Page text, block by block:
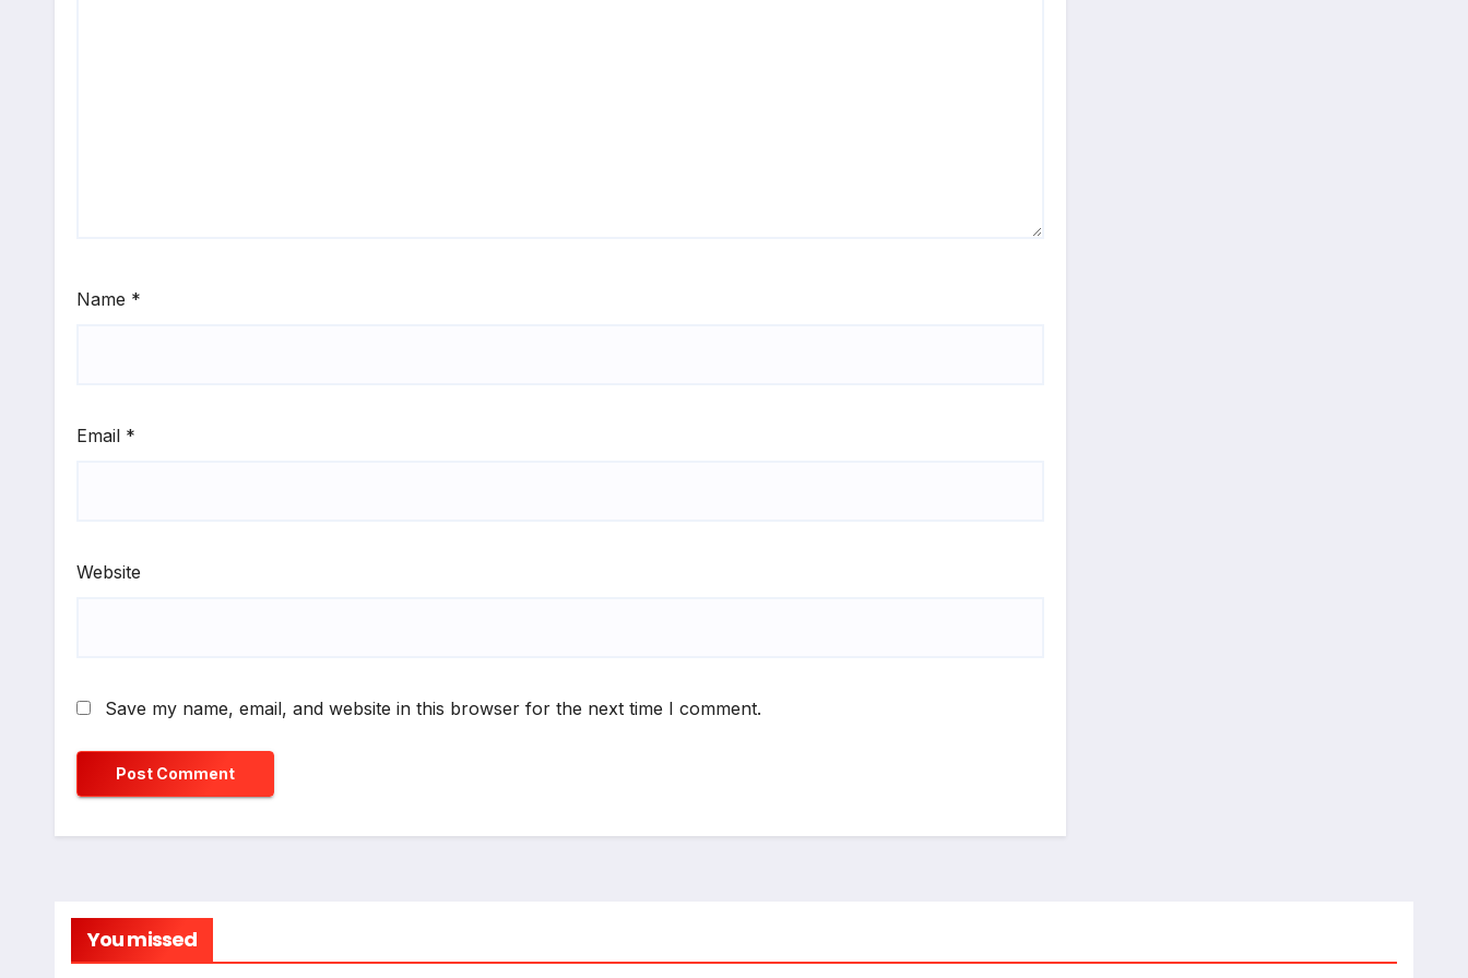
Name *
Email *
Website
Save my name, email, and website in this browser for the next time I comment.
You missed